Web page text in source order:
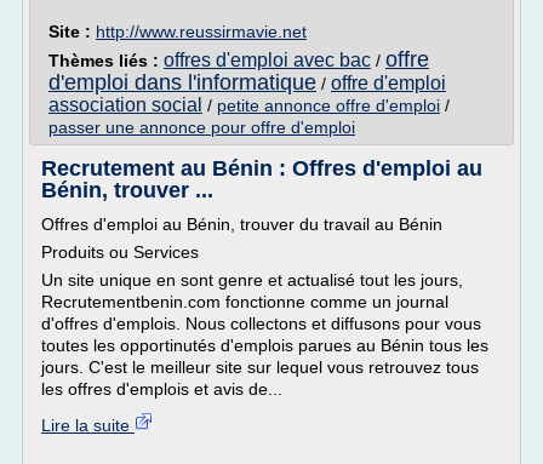
Site : http://www.reussirmavie.net
Thèmes liés : offres d'emploi avec bac / offre
d'emploi dans l'informatique / offre d'emploi
association social / petite annonce offre d'emploi /
passer une annonce pour offre d'emploi
Recrutement au Bénin : Offres d'emploi au
Bénin, trouver ...
Offres d'emploi au Bénin, trouver du travail au Bénin
Produits ou Services
Un site unique en sont genre et actualisé tout les jours,
Recrutementbenin.com fonctionne comme un journal
d'offres d'emplois. Nous collectons et diffusons pour vous
toutes les opportinutés d'emplois parues au Bénin tous les
jours. C'est le meilleur site sur lequel vous retrouvez tous
les offres d'emplois et avis de...
Lire la suite